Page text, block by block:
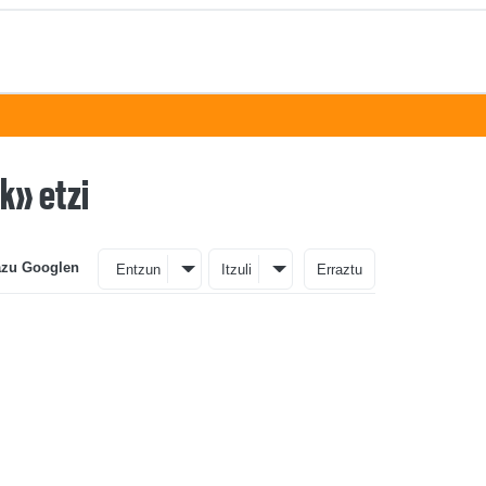
etzi
Googlen Entzun Itzuli Erraztu